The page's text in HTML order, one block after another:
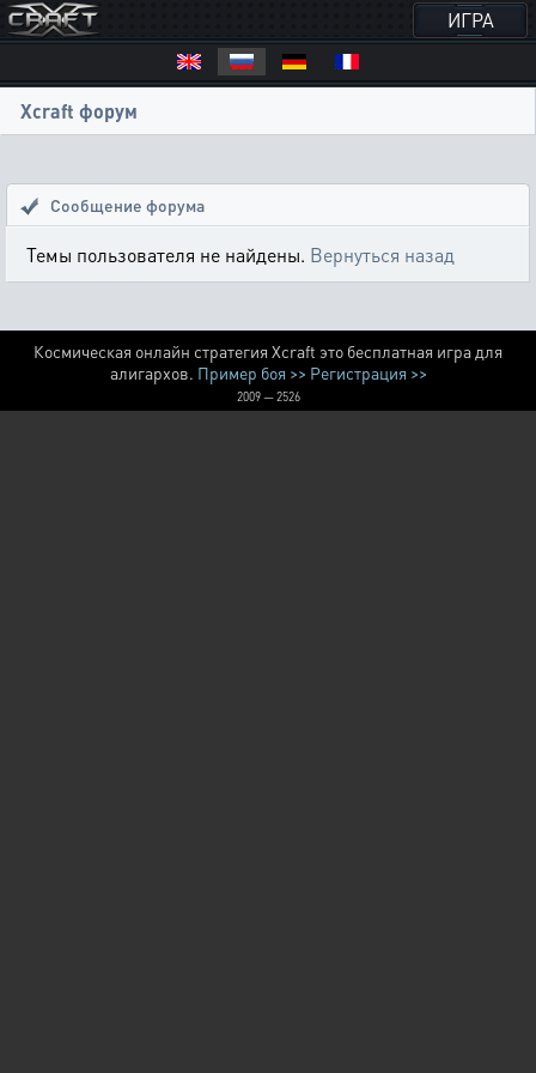
ИГРА
Xcraft форум
Сообщение форума
Темы пользователя не найдены. Вернуться назад
Космическая онлайн стратегия Xcraft это бесплатная игра для
алигархов. Пример боя >> Регистрация >>
2009 — 2526